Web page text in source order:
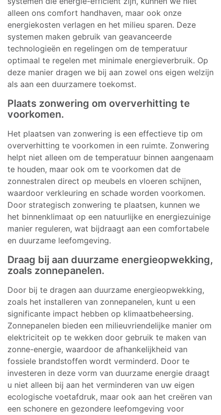
alleen ons comfort handhaven, maar ook onze
energiekosten verlagen en het milieu sparen. Deze
systemen maken gebruik van geavanceerde
technologieën en regelingen om de temperatuur
optimaal te regelen met minimale energieverbruik. Op
deze manier dragen we bij aan zowel ons eigen welzijn
als aan een duurzamere toekomst.
Plaats zonwering om oververhitting te
voorkomen.
Het plaatsen van zonwering is een effectieve tip om
oververhitting te voorkomen in een ruimte. Zonwering
helpt niet alleen om de temperatuur binnen aangenaam
te houden, maar ook om te voorkomen dat de
zonnestralen direct op meubels en vloeren schijnen,
waardoor verkleuring en schade worden voorkomen.
Door strategisch zonwering te plaatsen, kunnen we
het binnenklimaat op een natuurlijke en energiezuinige
manier reguleren, wat bijdraagt aan een comfortabele
en duurzame leefomgeving.
Draag bij aan duurzame energieopwekking,
zoals zonnepanelen.
Door bij te dragen aan duurzame energieopwekking,
zoals het installeren van zonnepanelen, kunt u een
significante impact hebben op klimaatbeheersing.
Zonnepanelen bieden een milieuvriendelijke manier om
elektriciteit op te wekken door gebruik te maken van
zonne-energie, waardoor de afhankelijkheid van
fossiele brandstoffen wordt verminderd. Door te
investeren in deze vorm van duurzame energie draagt
u niet alleen bij aan het verminderen van uw eigen
ecologische voetafdruk, maar ook aan het creëren van
een schonere en gezondere leefomgeving voor